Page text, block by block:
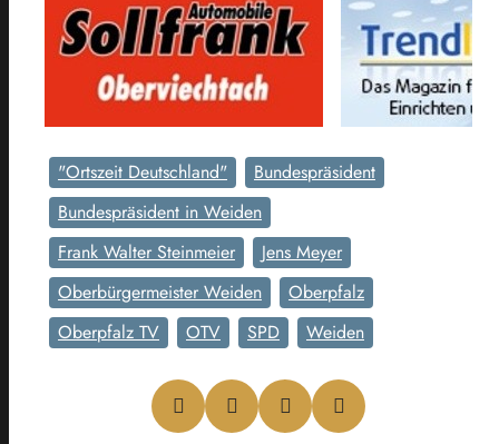
"Ortszeit Deutschland"
Bundespräsident
Bundespräsident in Weiden
Frank Walter Steinmeier
Jens Meyer
Oberbürgermeister Weiden
Oberpfalz
Oberpfalz TV
OTV SPD Weiden